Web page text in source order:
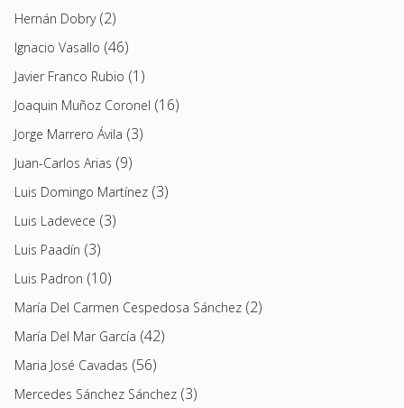
Hernán Dobry(2)
Ignacio Vasallo (46)
Javier Franco Rubio (1)
Joaquin Muñoz Coronel (16)
Jorge Marrero Ávila (3)
Juan-Carlos Arias (9)
Luis Domingo Martínez (3)
Luis Ladevece (3)
Luis Paadín (3)
Luis Padron (10)
María Del Carmen Cespedosa Sánchez (2)
María Del Mar García (42)
Maria José Cavadas (56)
Mercedes Sánchez Sánchez (3)